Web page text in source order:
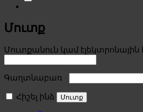
Մուտք
Մուտքանուն կամ էլեկտրոնային
Գաղտնաբառ
Հիշել ինձ Մուտք